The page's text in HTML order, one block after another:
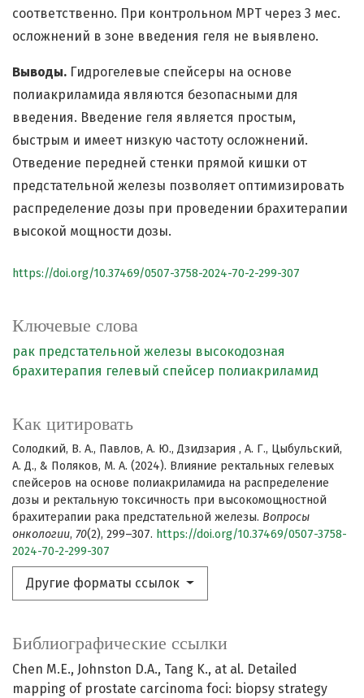
Ключевые слова
рак предстательной железы высокодозная
брахитерапия гелевый спейсер полиакриламид
Как цитировать
Солодкий, В. А., Павлов, А. Ю., Дзидзария , А. Г., Цыбульский,
А. Д., & Поляков, М. А. (2024). Влияние ректальных гелевых
спейсеров на основе полиакриламида на распределение
дозы и ректальную токсичность при высокомощностной
брахитерапии рака предстательной железы. Вопросы
онкологии, 70(2), 299–307. https://doi.org/10.37469/0507-3758-
2024-70-2-299-307
Другие форматы ссылок
соответственно. При контрольном МРТ через 3 мес.
осложнений в зоне введения геля не выявлено.
Выводы. Гидрогелевые спейсеры на основе
полиакриламида являются безопасными для
введения. Введение геля является простым,
быстрым и имеет низкую частоту осложнений.
Отведение передней стенки прямой кишки от
предстательной железы позволяет оптимизировать
распределение дозы при проведении брахитерапии
высокой мощности дозы.
https://doi.org/10.37469/0507-3758-2024-70-2-299-307
Библиографические ссылки
Chen M.E., Johnston D.A., Tang K., at al. Detailed
mapping of prostate carcinoma foci: biopsy strategy